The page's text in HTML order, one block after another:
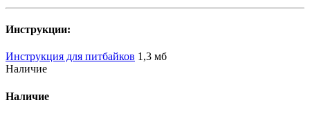
Инструкции:
Инструкция для питбайков 1,3 мб
Наличие
Наличие